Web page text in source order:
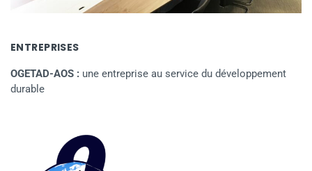
ENTREPRISES
OGETAD-AOS : une entreprise au service du développement
durable